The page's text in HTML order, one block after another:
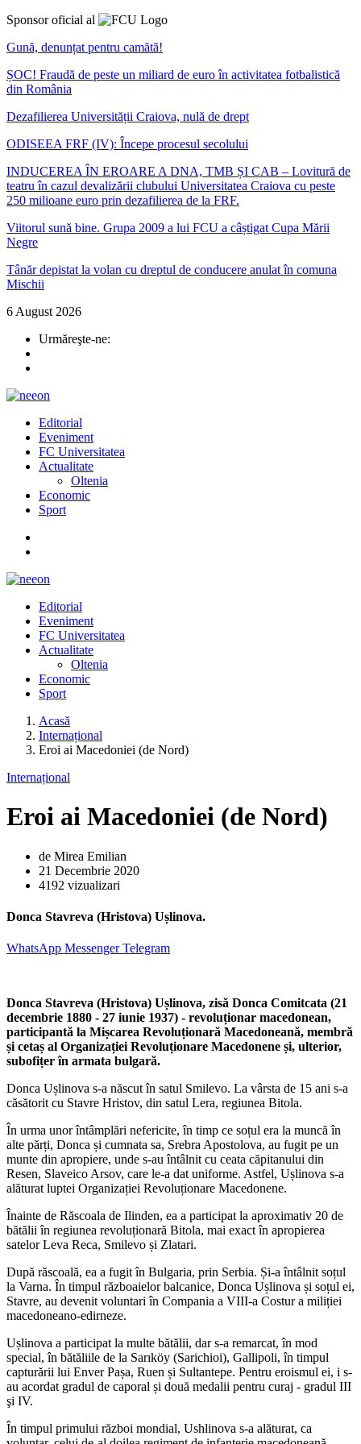
Sponsor oficial al
Gună, denunțat pentru camătă!
ȘOC! Fraudă de peste un miliard de euro în activitatea fotbalistică
din România
Dezafilierea Universității Craiova, nulă de drept
ODISEEA FRF (IV): Începe procesul secolului
INDUCEREA ÎN EROARE A DNA, TMB ȘI CAB – Lovitură de
teatru în cazul devalizării clubului Universitatea Craiova cu peste
250 milioane euro prin dezafilierea de la FRF.
Viitorul sună bine. Grupa 2009 a lui FCU a câștigat Cupa Mării
Negre
Tânăr depistat la volan cu dreptul de conducere anulat în comuna
Mischii
6 August 2026
Urmăreşte-ne:
Editorial
Eveniment
FC Universitatea
Actualitate
Oltenia
Economic
Sport
Editorial
Eveniment
FC Universitatea
Actualitate
Oltenia
Economic
Sport
Acasă
Internațional
Eroi ai Macedoniei (de Nord)
Internațional
Eroi ai Macedoniei (de Nord)
de Mirea Emilian
21 Decembrie 2020
4192 vizualizari
Donca Stavreva (Hristova) Ușlinova.
WhatsApp MessengerTelegram
Donca Stavreva (Hristova) Ușlinova, zisă Donca Comitcata (21
decembrie 1880 - 27 iunie 1937) - revoluționar macedonean,
participantă la Mișcarea Revoluționară Macedoneană, membră
și cetaș al Organizației Revoluționare Macedonene și, ulterior,
subofițer în armata bulgară.
Donca Ușlinova s-a născut în satul Smilevo. La vârsta de 15 ani s-a
căsătorit cu Stavre Hristov, din satul Lera, regiunea Bitola.
În urma unor întâmplări nefericite, în timp ce soțul era la muncă în
alte părți, Donca și cumnata sa, Srebra Apostolova, au fugit pe un
munte din apropiere, unde s-au întâlnit cu ceata căpitanului din
Resen, Slaveico Arsov, care le-a dat uniforme. Astfel, Ușlinova s-a
alăturat luptei Organizației Revoluționare Macedonene.
Înainte de Răscoala de Ilinden, ea a participat la aproximativ 20 de
bătălii în regiunea revoluționară Bitola, mai exact în apropierea
satelor Leva Reca, Smilevo și Zlatari.
După răscoală, ea a fugit în Bulgaria, prin Serbia. Și-a întâlnit soțul
la Varna. În timpul războaielor balcanice, Donca Ușlinova și soțul ei,
Stavre, au devenit voluntari în Compania a VIII-a Costur a miliției
macedoneano-edirneze.
Ușlinova a participat la multe bătălii, dar s-a remarcat, în mod
special, în bătăliile de la Sarıköy (Sarichioi), Gallipoli, în timpul
capturării lui Enver Pașa, Ruen și Sultantepe. Pentru eroismul ei, i s-
au acordat gradul de caporal și două medalii pentru curaj - gradul III
şi IV.
În timpul primului război mondial, Ushlinova s-a alăturat, ca